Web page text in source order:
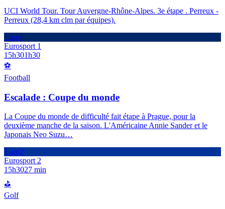
UCI World Tour. Tour Auvergne-Rhône-Alpes. 3e étape . Perreux -
Perreux (28,4 km clm par équipes).
Euro1
Eurosport 1
15h301h30
⚽
Football
Escalade : Coupe du monde
La Coupe du monde de difficulté fait étape à Prague, pour la
deuxième manche de la saison. L'Américaine Annie Sander et le
Japonais Neo Suzu…
Euro2
Eurosport 2
15h3027 min
⛳
Golf